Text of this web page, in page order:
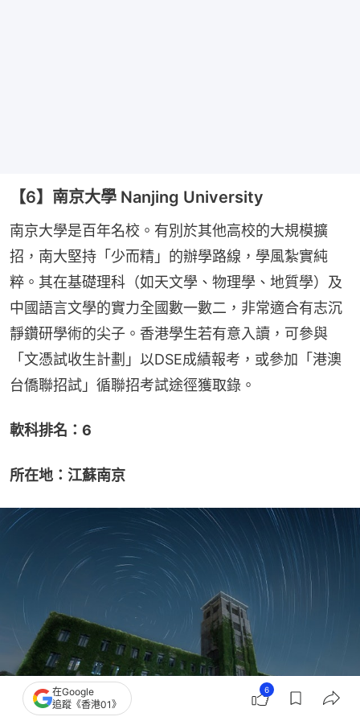
【6】南京大學 Nanjing University
南京大學是百年名校。有別於其他高校的大規模擴
招，南大堅持「少而精」的辦學路線，學風紮實純
粹。其在基礎理科（如天文學、物理學、地質學）及
中國語言文學的實力全國數一數二，非常適合有志沉
靜鑽研學術的尖子。香港學生若有意入讀，可參與
「文憑試收生計劃」以DSE成績報考，或參加「港澳
台僑聯招試」循聯招考試途徑獲取錄。
軟科排名：6
所在地：江蘇南京
在Google
追蹤《香港01》
6